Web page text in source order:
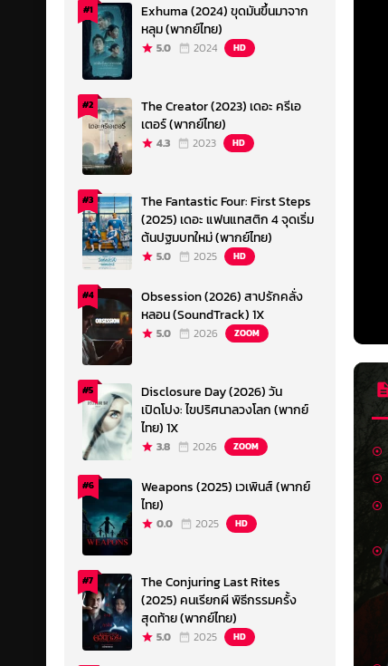
#1
Exhuma (2024) ขุดมันขึ้นมาจาก
หลุม (พากย์ไทย)
5.0 2024 HD
#2
The Creator (2023) เดอะ ครีเอ
เตอร์ (พากย์ไทย)
4.3 2023 HD
#3
The Fantastic Four: First Steps
(2025) เดอะ แฟนแทสติก 4 จุดเริ่ม
ต้นปฐมบทใหม่ (พากย์ไทย)
5.0 2025 HD
#4
Obsession (2026) สาปรักคลั่ง
หลอน (SoundTrack) 1X
5.0 2026 ZOOM
#5
Disclosure Day (2026) วัน
เปิดโปง: ไขปริศนาลวงโลก (พากย์
ไทย) 1X
3.8 2026 ZOOM
#6
Weapons (2025) เวเพินส์ (พากย์
ไทย)
0.0 2025 HD
#7
The Conjuring Last Rites
(2025) คนเรียกผี พิธีกรรมครั้ง
สุดท้าย (พากย์ไทย)
5.0 2025 HD